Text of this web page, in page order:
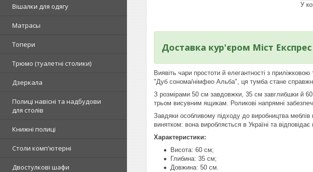
Вішалки для одягу
Матрасы
Топери
Tрюмо (туалетні столики)
Дзеркала
Полиці навісні та надбудови
для столів
Книжні полиці
Столи комп'ютерні
Двостулкові шафи
У
Доставка кур'єром Міст
Виявіть чари простоти й елегантності з
"Дуб сонома/німфео Альба", ця тумба стане
З розмірами 50 см завдовжки, 35 см завглибшки й
трьом висувним ящикам. Роликові напрямні
Завдяки особливому підходу до виробництва
винятком: вона виробляється в Україні та
Характеристики:
Висота: 60 см;
Глибина: 35 см;
Довжина: 50 см.